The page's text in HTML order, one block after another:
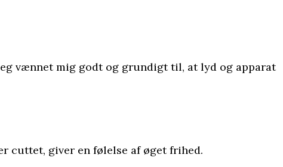
vænnet mig godt og grundigt til, at lyd og apparat
cuttet, giver en følelse af øget frihed.